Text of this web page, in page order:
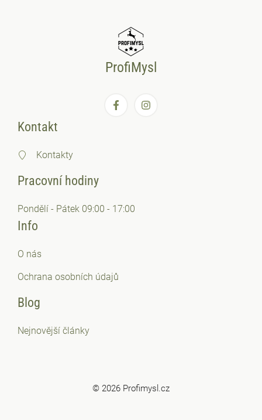
ProfiMysl
Kontakt
Kontakty
Pracovní hodiny
Pondělí - Pátek 09:00 - 17:00
Info
O nás
Ochrana osobních údajů
Blog
Nejnovější články
© 2026 Profimysl.cz